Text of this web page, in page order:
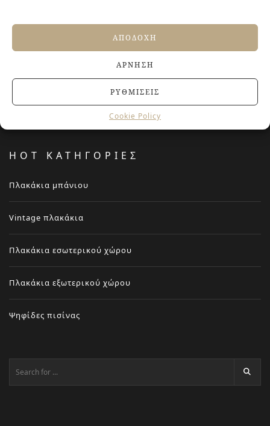
ΑΠΟΔΟΧΉ
ΆΡΝΗΣΗ
ΡΥΘΜΊΣΕΙΣ
Cookie Policy
Jacuzzi στο Σπίτι: Τα οφέλη για την υγεία και την
Terre del Nord: μια αρχιτεκτονική προσέγγιση
HOT ΚΑΤΗΓΟΡΙΕΣ
Πλακάκια μπάνιου
Vintage πλακάκια
Πλακάκια εσωτερικού χώρου
Πλακάκια εξωτερικού χώρου
Ψηφίδες πισίνας